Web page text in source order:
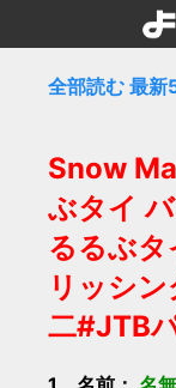
全部読む 最新
Snow
ぶタイ
るるぶ
リッシ
二#JTB